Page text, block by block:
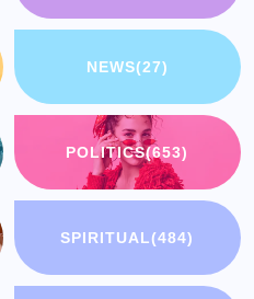
NEWS(27)
POLITICS(653)
SPIRITUAL(484)